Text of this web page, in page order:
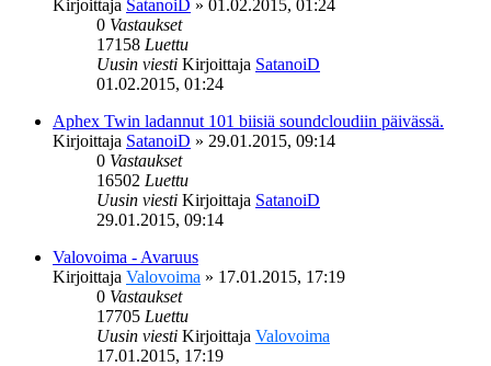
Kirjoittaja SatanoiD » 01.02.2015, 01:24
0 Vastaukset
17158 Luettu
Uusin viesti Kirjoittaja SatanoiD
01.02.2015, 01:24
Aphex Twin ladannut 101 biisiä soundcloudiin päivässä.
Kirjoittaja SatanoiD » 29.01.2015, 09:14
0 Vastaukset
16502 Luettu
Uusin viesti Kirjoittaja SatanoiD
29.01.2015, 09:14
Valovoima - Avaruus
Kirjoittaja Valovoima » 17.01.2015, 17:19
0 Vastaukset
17705 Luettu
Uusin viesti Kirjoittaja Valovoima
17.01.2015, 17:19